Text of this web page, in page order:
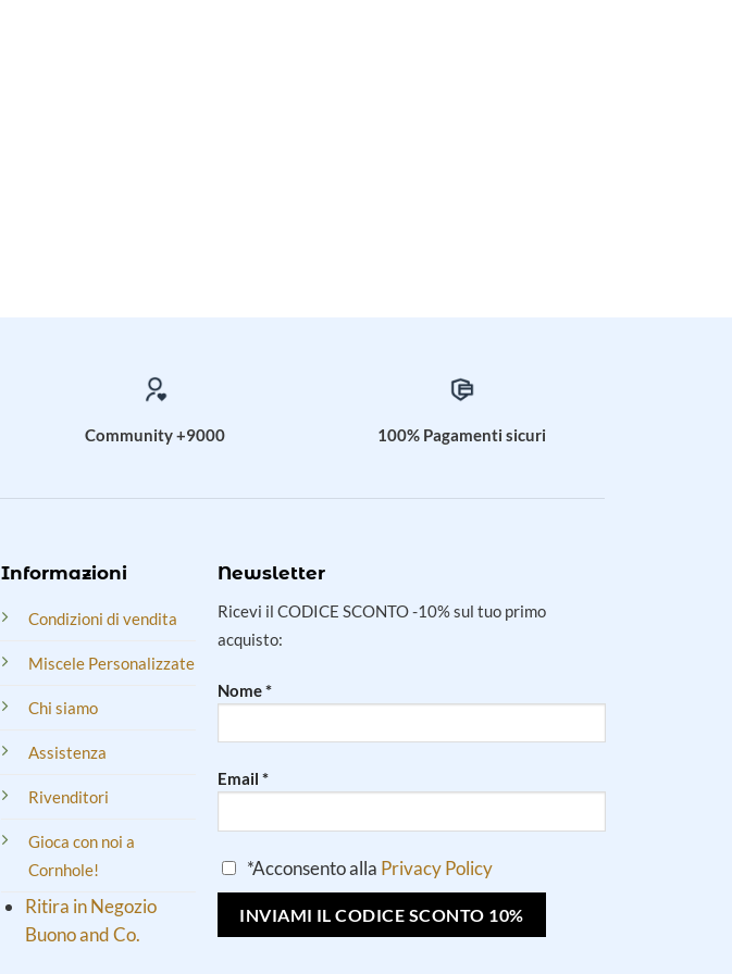
Community +9000 100% Pagamenti sicuri
Informazioni
Condizioni di vendita
Miscele Personalizzate
Chi siamo
Assistenza
Rivenditori
Gioca con noi a
Cornhole!
Ritira in Negozio
Buono and Co.
Newsletter
Ricevi il CODICE SCONTO -10% sul tuo primo
acquisto:
Nome *
Email *
*Acconsento alla Privacy Policy